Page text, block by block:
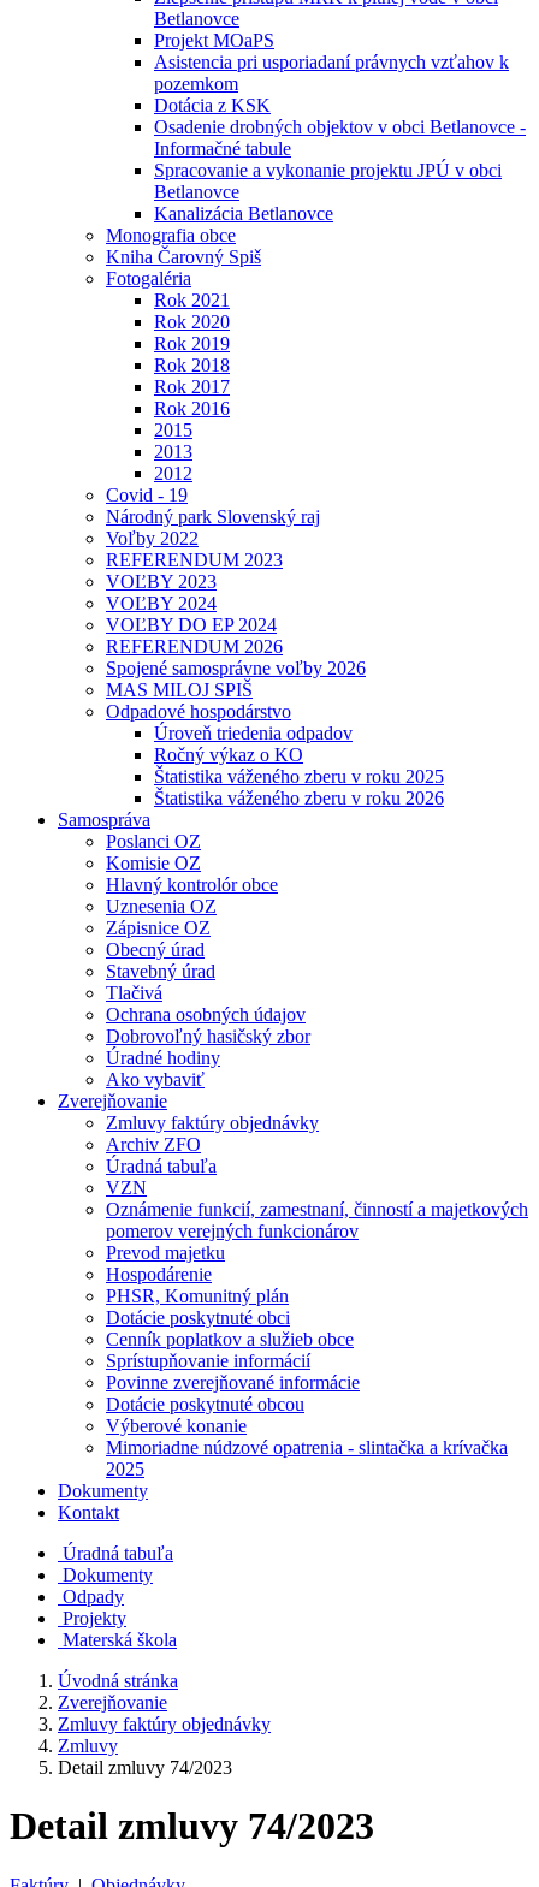
Betlanovce
Projekt MOaPS
Asistencia pri usporiadaní právnych vzťahov k
pozemkom
Dotácia z KSK
Osadenie drobných objektov v obci Betlanovce -
Informačné tabule
Spracovanie a vykonanie projektu JPÚ v obci
Betlanovce
Kanalizácia Betlanovce
Monografia obce
Kniha Čarovný Spiš
Fotogaléria
Rok 2021
Rok 2020
Rok 2019
Rok 2018
Rok 2017
Rok 2016
2015
2013
2012
Covid - 19
Národný park Slovenský raj
Voľby 2022
REFERENDUM 2023
VOĽBY 2023
VOĽBY 2024
VOĽBY DO EP 2024
REFERENDUM 2026
Spojené samosprávne voľby 2026
MAS MILOJ SPIŠ
Odpadové hospodárstvo
Úroveň triedenia odpadov
Ročný výkaz o KO
Štatistika váženého zberu v roku 2025
Štatistika váženého zberu v roku 2026
Samospráva
Poslanci OZ
Komisie OZ
Hlavný kontrolór obce
Uznesenia OZ
Zápisnice OZ
Obecný úrad
Stavebný úrad
Tlačivá
Ochrana osobných údajov
Dobrovoľný hasičský zbor
Úradné hodiny
Ako vybaviť
Zverejňovanie
Zmluvy faktúry objednávky
Archiv ZFO
Úradná tabuľa
VZN
Oznámenie funkcií, zamestnaní, činností a majetkových
pomerov verejných funkcionárov
Prevod majetku
Hospodárenie
PHSR, Komunitný plán
Dotácie poskytnuté obci
Cenník poplatkov a služieb obce
Sprístupňovanie informácií
Povinne zverejňované informácie
Dotácie poskytnuté obcou
Výberové konanie
Mimoriadne núdzové opatrenia - slintačka a krívačka
2025
Dokumenty
Kontakt
Úradná tabuľa
Dokumenty
Odpady
Projekty
Materská škola
Úvodná stránka
Zverejňovanie
Zmluvy faktúry objednávky
Zmluvy
Detail zmluvy 74/2023
Detail zmluvy 74/2023